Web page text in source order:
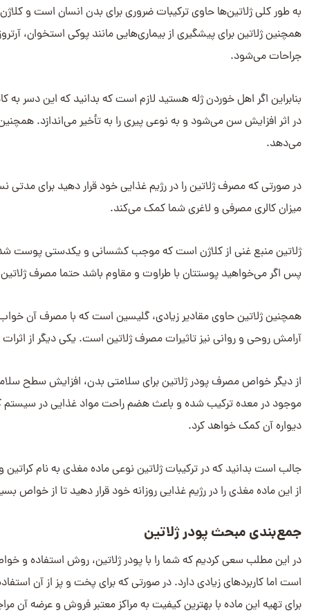
به طور کلی ژلاتین‌ها حاوی ترکیبات ضروری برای بدن انسان است و
همچنین ژلاتین برای پیشگیری از بیماری‌هایی مانند پوکی استخوان،
جراحات می‌شود.
بنابراین اگر اهل خوردن ژله هستید لازم است که بدانید که این دسر
در اثر افزایش سن می‌شود و به نوعی پیری را به تأخیر می‌اندازد.
می‌دهد.
در صورتی که مصرف ژلاتین را در رژیم غذایی خود قرار دهید برای
میزان کالری مصرفی و لاغری شما کمک می‌کند.
ژلاتین منبع غنی از کلاژن است که موجب کشسانی و یکدستی
پس اگر می‌خواهید پوستتان با طراوت و مقاوم باشد حتما مصرف ژلاتین
همچنین ژلاتین حاوی مقادیر زیادی، گلیسین است که با مصرف آن
آرامش روحی و روانی نیز تاثیرات مصرف ژلاتین است. یکی دیگر از
از دیگر خواص مصرف پودر ژلاتین برای سلامتی بدن، افزایش سطح
موجود در معده ترکیب شده و باعث هضم راحت مواد غذایی در سیستم
دیواره آن کمک خواهد کرد.
جالب است بدانید که در ترکیبات ژلاتین نوعی ماده مغذی به نام
از این ماده مغذی را در رژیم غذایی روزانه خود قرار دهید تا از خواص
جمع‌بندی مبحث پودر ژلاتین
در این مطلب سعی کردیم که شما را با پودر ژلاتین، روش استفاده و
است اما کاربردهای زیادی دارد. در صورتی که برای پخت و پز از آن
برای تهیه این ماده با بهترین کیفیت به مراکز معتبر فروش و عرضه آن